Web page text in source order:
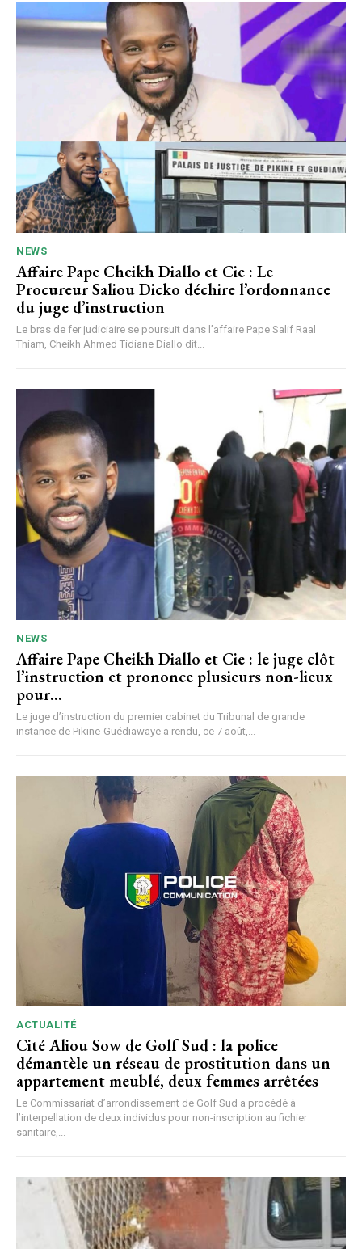
NEWS
Affaire Pape Cheikh Diallo et Cie : Le
Procureur Saliou Dicko déchire l’ordonnance
du juge d’instruction
Le bras de fer judiciaire se poursuit dans l’affaire Pape Salif Raal
Thiam, Cheikh Ahmed Tidiane Diallo dit...
NEWS
Affaire Pape Cheikh Diallo et Cie : le juge clôt
l’instruction et prononce plusieurs non-lieux
pour…
Le juge d’instruction du premier cabinet du Tribunal de grande
instance de Pikine-Guédiawaye a rendu, ce 7 août,...
ACTUALITÉ
Cité Aliou Sow de Golf Sud : la police
démantèle un réseau de prostitution dans un
appartement meublé, deux femmes arrêtées
Le Commissariat d’arrondissement de Golf Sud a procédé à
l’interpellation de deux individus pour non-inscription au fichier
sanitaire,...